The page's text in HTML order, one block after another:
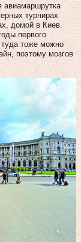
авиамаршрутка
турнирах
домой в Киев.
первого
туда тоже можно
поэтому мозгов